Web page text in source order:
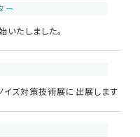
ク
会社概要
ー
いたしました。
イズ対策技術展に出展します